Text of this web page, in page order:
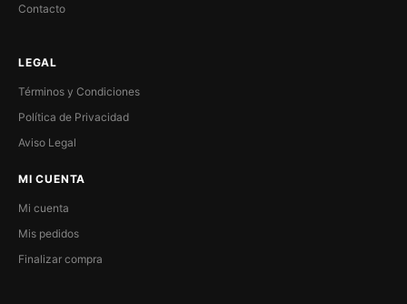
Contacto
LEGAL
Términos y Condiciones
Política de Privacidad
Aviso Legal
MI CUENTA
Mi cuenta
Mis pedidos
Finalizar compra